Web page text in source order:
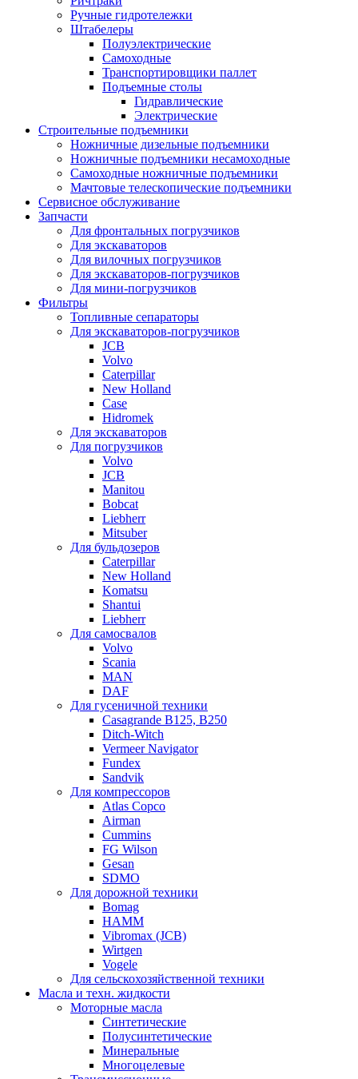
Ручные гидротележки
Штабелеры
Полуэлектрические
Самоходные
Транспортировщики паллет
Подъемные столы
Гидравлические
Электрические
Строительные подъемники
Ножничные дизельные подъемники
Ножничные подъемники несамоходные
Самоходные ножничные подъемники
Мачтовые телескопические подъемники
Сервисное обслуживание
Запчасти
Для фронтальных погрузчиков
Для экскаваторов
Для вилочных погрузчиков
Для экскаваторов-погрузчиков
Для мини-погрузчиков
Фильтры
Топливные сепараторы
Для экскаваторов-погрузчиков
JCB
Volvo
Caterpillar
New Holland
Case
Hidromek
Для экскаваторов
Для погрузчиков
Volvo
JCB
Manitou
Bobcat
Liebherr
Mitsuber
Для бульдозеров
Caterpillar
New Holland
Komatsu
Shantui
Liebherr
Для самосвалов
Volvo
Scania
MAN
DAF
Для гусеничной техники
Casagrande B125, B250
Ditch-Witch
Vermeer Navigator
Fundex
Sandvik
Для компрессоров
Atlas Copco
Airman
Cummins
FG Wilson
Gesan
SDMO
Для дорожной техники
Bomag
HAMM
Vibromax (JCB)
Wirtgen
Vogele
Для сельскохозяйственной техники
Масла и техн. жидкости
Моторные масла
Синтетические
Полусинтетические
Минеральные
Многоцелевые